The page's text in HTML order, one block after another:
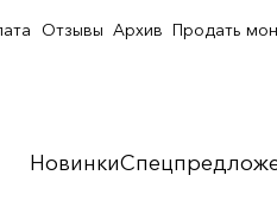
Новинки
Отзывы Архив Продать